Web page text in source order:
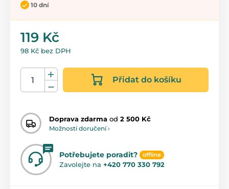
10 dní
119 Kč
98 Kč bez DPH
Přidat do košíku
Doprava zdarma od 2 500 Kč
Možnosti doručení ›
Potřebujete poradit? offline
Zavolejte na +420 770 330 792